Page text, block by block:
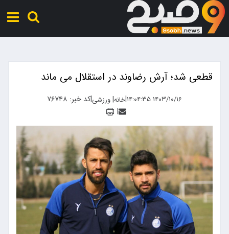
قطعی شد؛ آرش رضاوند در استقلال می ماند
۱۴۰۳/۱۰/۱۶ ۱۴:۰۴:۳۵ |خانه|ورزشی|کد خبر: ۷۶۷۴۸
|